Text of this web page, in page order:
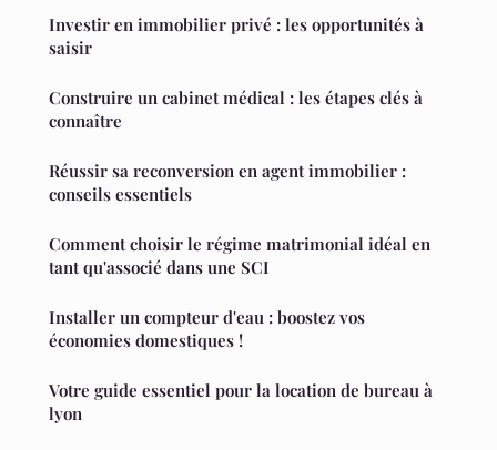
Investir en immobilier privé : les opportunités à
saisir
Construire un cabinet médical : les étapes clés à
connaître
Réussir sa reconversion en agent immobilier :
conseils essentiels
Comment choisir le régime matrimonial idéal en
tant qu'associé dans une SCI
Installer un compteur d'eau : boostez vos
économies domestiques !
Votre guide essentiel pour la location de bureau à
lyon